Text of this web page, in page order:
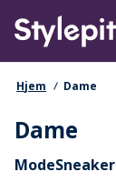
main
content
Primary
Hjem Dame
Dame
Hurtige
Mode